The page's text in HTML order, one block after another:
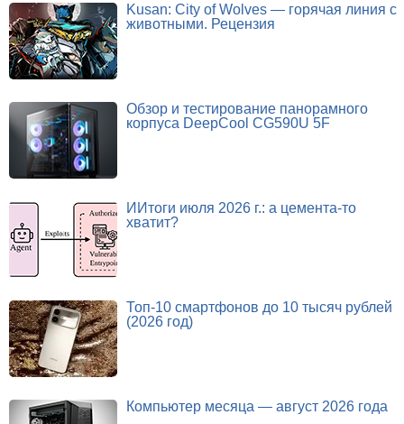
Kusan: City of Wolves — горячая линия с
животными. Рецензия
Обзор и тестирование панорамного
корпуса DeepCool CG590U 5F
ИИтоги июля 2026 г.: а цемента-то
хватит?
Топ-10 смартфонов до 10 тысяч рублей
(2026 год)
Компьютер месяца — август 2026 года